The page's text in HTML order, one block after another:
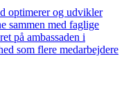
optimerer og udvikler
sammen med faglige
på ambassaden i
som flere medarbejdere